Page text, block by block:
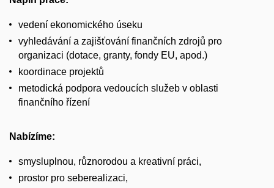
vedení ekonomického úseku
vyhledávání a zajišťování finančních zdrojů pro
organizaci (dotace, granty, fondy EU, apod.)
koordinace projektů
metodická podpora vedoucích služeb v oblasti
finančního řízení
Nabízíme:
smysluplnou, různorodou a kreativní práci,
prostor pro seberealizaci,